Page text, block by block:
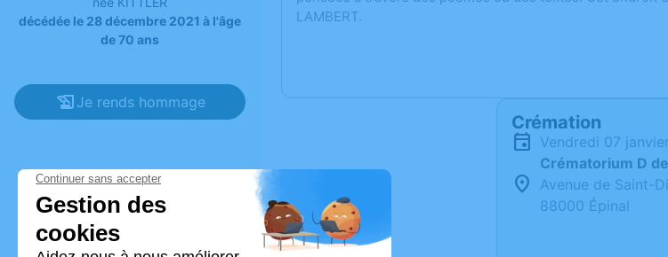
décédée le 28 décembre 2021 à l'âge
de 70 ans
Je rends hommage
LAMBERT.
Crémation
vendredi 07
Crématorium D
Avenue de Saint-
88000 Épinal